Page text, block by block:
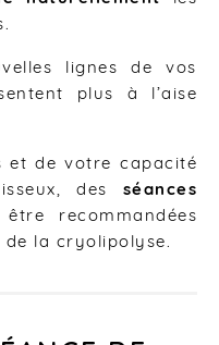
lignes de vos
plus à l’aise
et de votre capacité
des séances
recommandées
la cryolipolyse.